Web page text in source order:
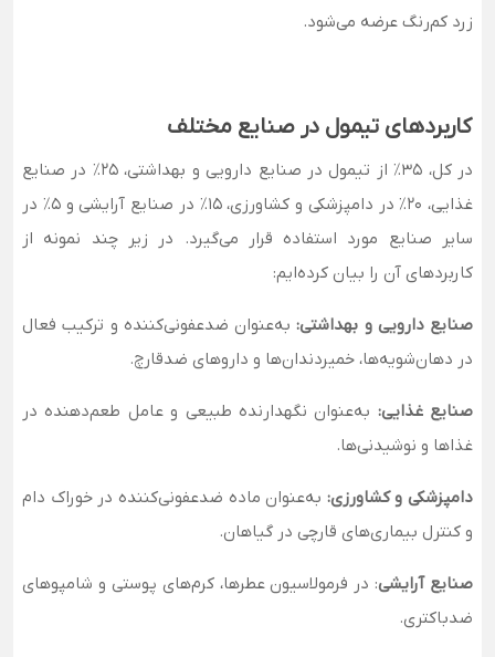
زرد کم‌رنگ عرضه می‌شود.
کاربردهای تیمول در صنایع مختلف
در کل، 35٪ از تیمول در صنایع دارویی و بهداشتی، 25٪ در صنایع
غذایی، 20٪ در دامپزشکی و کشاورزی، 15٪ در صنایع آرایشی و 5٪ در
سایر صنایع مورد استفاده قرار می‌گیرد. در زیر چند نمونه از
کاربردهای آن را بیان کرده‌ایم:
صنایع دارویی و بهداشتی:به‌عنوان ضدعفونی‌کننده و ترکیب فعال
در دهان‌شویه‌ها، خمیردندان‌ها و داروهای ضدقارچ.
صنایع غذایی: به‌عنوان نگهدارنده طبیعی و عامل طعم‌دهنده در
غذاها و نوشیدنی‌ها.
دامپزشکی و کشاورزی: به‌عنوان ماده ضدعفونی‌کننده در خوراک دام
و کنترل بیماری‌های قارچی در گیاهان.
صنایع آرایشی: در فرمولاسیون عطرها، کرم‌های پوستی و شامپوهای
ضدباکتری.